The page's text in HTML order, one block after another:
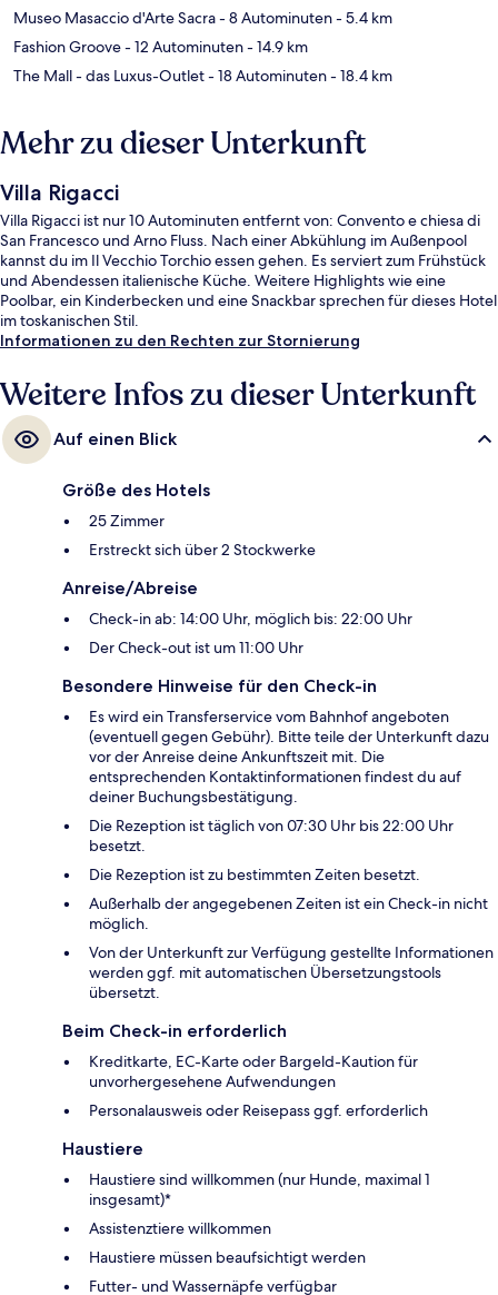
Museo Masaccio d'Arte Sacra- 8 Autominuten- 5.4 km
Fashion Groove- 12 Autominuten- 14.9 km
The Mall - das Luxus-Outlet- 18 Autominuten- 18.4 km
Mehr zu dieser Unterkunft
Villa Rigacci
Villa Rigacci ist nur 10 Autominuten entfernt von: Convento e chiesa di
San Francesco und Arno Fluss. Nach einer Abkühlung im Außenpool
kannst du im Il Vecchio Torchio essen gehen. Es serviert zum Frühstück
und Abendessen italienische Küche. Weitere Highlights wie eine
Poolbar, ein Kinderbecken und eine Snackbar sprechen für dieses Hotel
im toskanischen Stil.
Informationen zu den Rechten zur Stornierung
Weitere Infos zu dieser Unterkunft
Auf einen Blick
Größe des Hotels
25 Zimmer
Erstreckt sich über 2 Stockwerke
Anreise/Abreise
Check-in ab: 14:00 Uhr, möglich bis: 22:00 Uhr
Der Check-out ist um 11:00 Uhr
Besondere Hinweise für den Check-in
Es wird ein Transferservice vom Bahnhof angeboten
(eventuell gegen Gebühr). Bitte teile der Unterkunft dazu
vor der Anreise deine Ankunftszeit mit. Die
entsprechenden Kontaktinformationen findest du auf
deiner Buchungsbestätigung.
Die Rezeption ist täglich von 07:30 Uhr bis 22:00 Uhr
besetzt.
Die Rezeption ist zu bestimmten Zeiten besetzt.
Außerhalb der angegebenen Zeiten ist ein Check-in nicht
möglich.
Von der Unterkunft zur Verfügung gestellte Informationen
werden ggf. mit automatischen Übersetzungstools
übersetzt.
Beim Check-in erforderlich
Kreditkarte, EC-Karte oder Bargeld-Kaution für
unvorhergesehene Aufwendungen
Personalausweis oder Reisepass ggf. erforderlich
Haustiere
Haustiere sind willkommen (nur Hunde, maximal 1
insgesamt)*
Assistenztiere willkommen
Haustiere müssen beaufsichtigt werden
Futter- und Wassernäpfe verfügbar